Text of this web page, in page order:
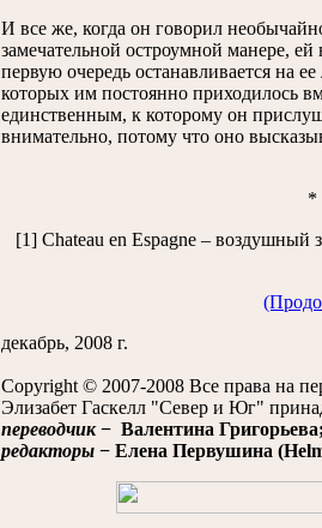
И все же, когда он говорил
замечательной остроумной манере, ей
первую очередь останавливается на
которых им постоянно приходилось
единственным, к которому он
внимательно, потому что оно
*
[1] Chateau en Espagne – воздушный
декабрь, 2008 г.
Copyright © 2007-2008 Все права на
Элизабет Гаскелл "Север и Юг"
переводчик− Валентина
редакторы − Елена Первушина